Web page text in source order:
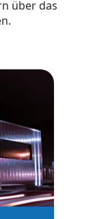
über das